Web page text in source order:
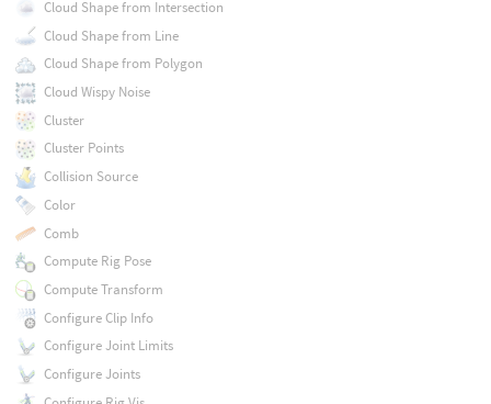
Cloud Shape from Intersection
Cloud Shape from Line
Cloud Shape from Polygon
Cloud Wispy Noise
Cluster
Cluster Points
Collision Source
Color
Comb
Compute Rig Pose
Compute Transform
Configure Clip Info
Configure Joint Limits
Configure Joints